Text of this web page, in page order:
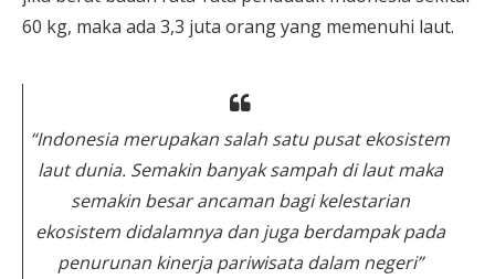
60 kg, maka ada 3,3 juta orang yang memenuhi laut.
“Indonesia merupakan salah satu pusat ekosistem
laut dunia. Semakin banyak sampah di laut maka
semakin besar ancaman bagi kelestarian
ekosistem didalamnya dan juga berdampak pada
penurunan kinerja pariwisata dalam negeri”